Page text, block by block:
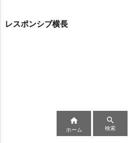
レスポンシブ横長

ホーム

検索